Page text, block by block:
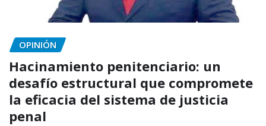
OPINIÓN
Hacinamiento penitenciario: un
desafío estructural que compromete
la eficacia del sistema de justicia
penal